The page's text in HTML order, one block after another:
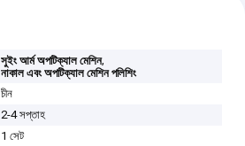
সুইং আর্ম অপটিক্যাল মেশিন,
নাকাল এবং অপটিক্যাল মেশিন পলিশিং
চীন
2-4 সপ্তাহ
1 সেট